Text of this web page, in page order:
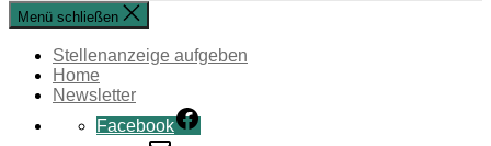
Menü schließen
Stellenanzeige aufgeben
Home
Newsletter
Facebook